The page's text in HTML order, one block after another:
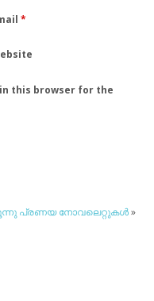
*
this browser for the
പ്രണയ നോവലെറ്റുകള്‍»